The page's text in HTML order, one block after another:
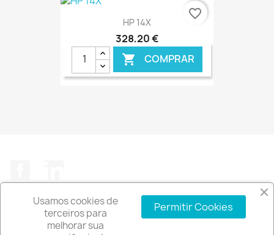
€ ONLINE
HP 14X
328,20 €
 COMPRAR
favorite_border
Usamos cookies de
terceiros para
melhorar sua
Permitir Cookies